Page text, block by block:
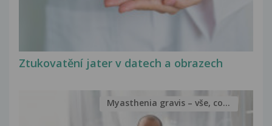
Ztukovatění jater v datech a obrazech
Myasthenia gravis – vše, co...